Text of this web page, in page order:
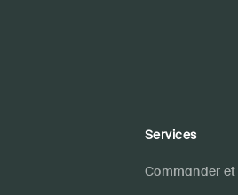
Services
Commander